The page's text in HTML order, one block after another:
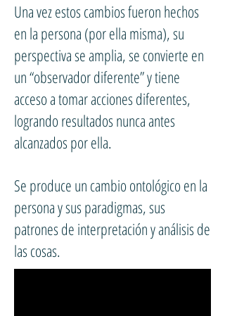
Una vez estos cambios fueron hechos
en la persona (por ella misma), su
perspectiva se amplia, se convierte en
un “observador diferente” y tiene
acceso a tomar acciones diferentes,
logrando resultados nunca antes
alcanzados por ella.
Se produce un cambio ontológico en la
persona y sus paradigmas, sus
patrones de interpretación y análisis de
las cosas.